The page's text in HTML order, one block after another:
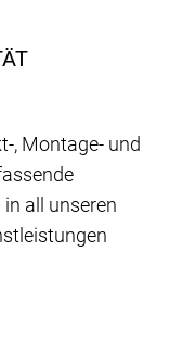
, Montage- und
all unseren